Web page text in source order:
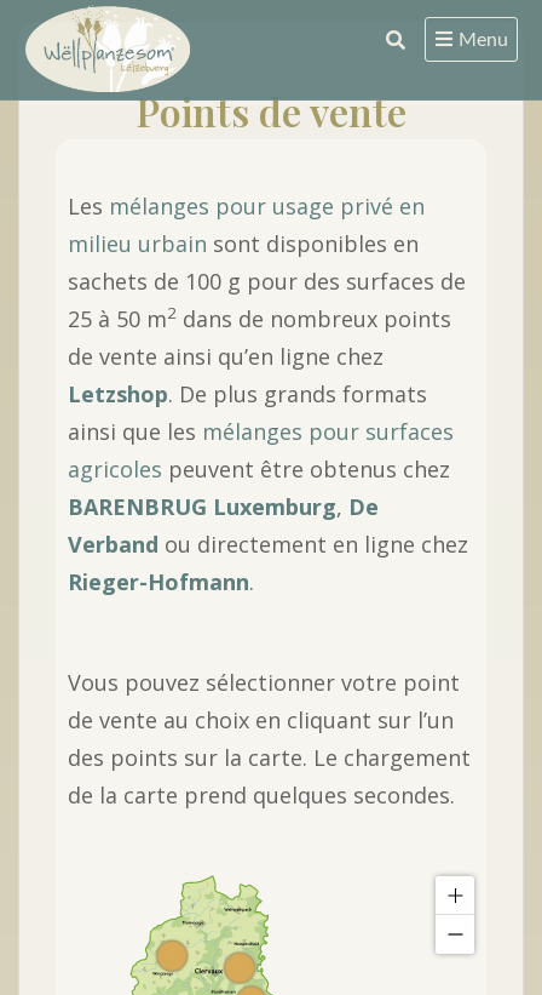
Skip
content
Menu
Points de vente
Les mélanges pour usage privé en
milieu urbain sont disponibles en
sachets de 100 g pour des surfaces de
25 à 50 m2 dans de nombreux points
de vente ainsi qu’en ligne chez
Letzshop. De plus grands formats
ainsi que les mélanges pour surfaces
agricoles peuvent être obtenus chez
BARENBRUG Luxemburg, De
Verband ou directement en ligne chez
Rieger-Hofmann.
Vous pouvez sélectionner votre point
de vente au choix en cliquant sur l’un
des points sur la carte. Le chargement
de la carte prend quelques secondes.